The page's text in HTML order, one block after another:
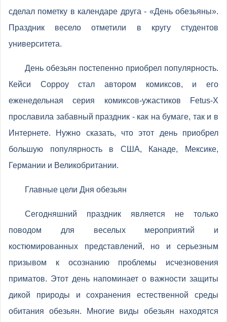
сделал пометку в календаре друга - «День обезьяны».
Праздник весело отметили в кругу студентов
университета.
День обезьян постепенно приобрел популярность.
Кейси Сорроу стал автором комиксов, и его
еженедельная серия комиксов-ужастиков Fetus-X
прославила забавный праздник - как на бумаге, так и в
Интернете. Нужно сказать, что этот день приобрел
большую популярность в США, Канаде, Мексике,
Германии и Великобритании.
Главные цели Дня обезьян
Сегодняшний праздник является не только
поводом для веселых мероприятий и
костюмированных представлений, но и серьезным
призывом к осознанию проблемы исчезновения
приматов. Этот день напоминает о важности защиты
дикой природы и сохранения естественной среды
обитания обезьян. Многие виды обезьян находятся